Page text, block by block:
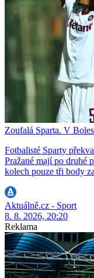
Zoufalá Sparta. V
Fotbalisté Sparty
Pražané mají po druhé
kolech pouze tři body
Aktuálně.cz - Sport
8. 8. 2026, 20:20
Reklama